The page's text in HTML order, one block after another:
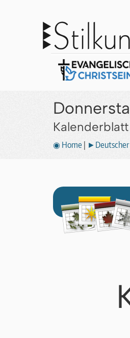
◉ Home ►Deutscher